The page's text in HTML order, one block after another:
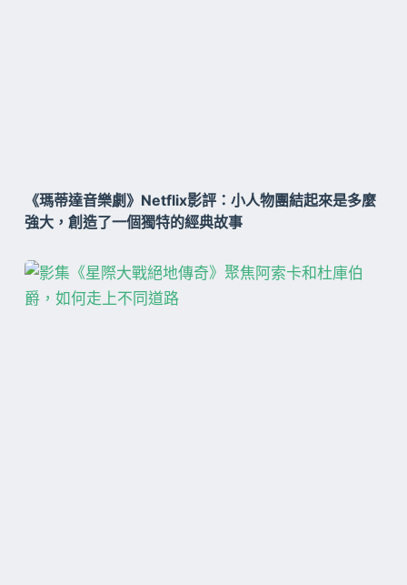
《瑪蒂達音樂劇》Netflix影評：小人物團結起來是多麼
強大，創造了一個獨特的經典故事